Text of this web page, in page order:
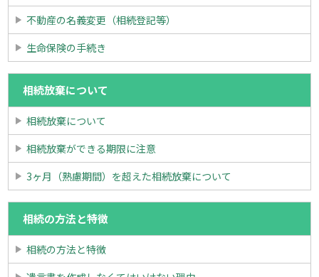
不動産の名義変更（相続登記等）
生命保険の手続き
相続放棄について
相続放棄について
相続放棄ができる期限に注意
3ヶ月（熟慮期間）を超えた相続放棄について
相続の方法と特徴
相続の方法と特徴